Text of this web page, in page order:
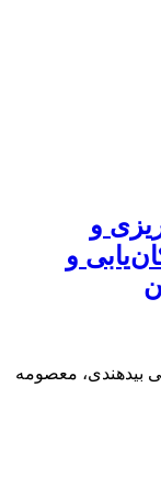
و
و
بیدهندی، معصومه